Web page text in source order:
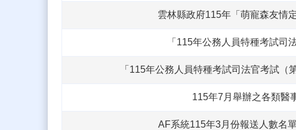
雲林縣政府115年「萌寵森友情
「115年公務人員特種考試司
「115年公務人員特種考試司法官考試
115年7月舉辦之各類醫
AF系統115年3月份報送人數名